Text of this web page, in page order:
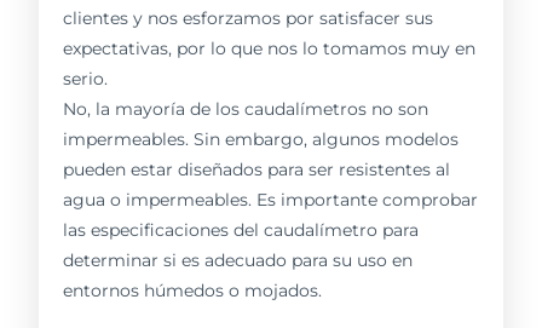
clientes y nos esforzamos por satisfacer sus
expectativas, por lo que nos lo tomamos muy en
serio.
No, la mayoría de los caudalímetros no son
impermeables. Sin embargo, algunos modelos
pueden estar diseñados para ser resistentes al
agua o impermeables. Es importante comprobar
las especificaciones del caudalímetro para
determinar si es adecuado para su uso en
entornos húmedos o mojados.